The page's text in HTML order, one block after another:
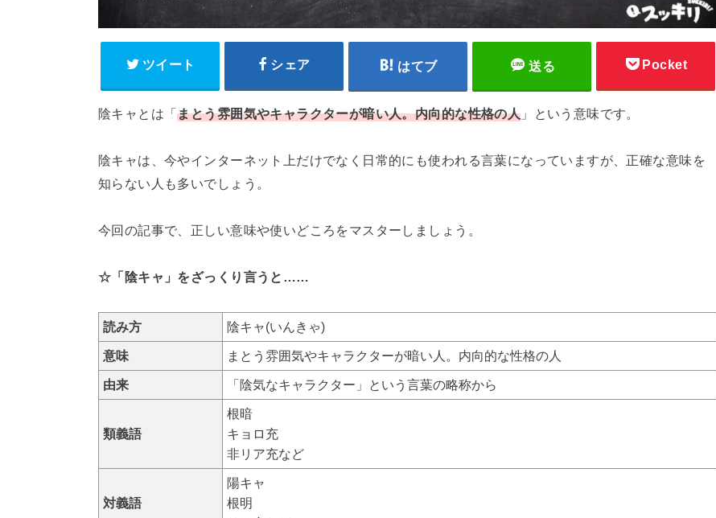
ツイート シェア はてブ 送る Pocket
陰キャとは「まとう雰囲気やキャラクターが暗い人。内向的な性格の人 」という意味です。
陰キャは、今やインターネット上だけでなく日常的にも使われる言葉になっていますが、正確な意味を
知らない人も多いでしょう。
今回の記事で、正しい意味や使いどころをマスターしましょう。
☆「陰キャ」をざっくり言うと……
読み方 陰キャ(いんきゃ)
意味 まとう雰囲気やキャラクターが暗い人。内向的な性格の人
由来 「陰気なキャラクター」という言葉の略称から
類義語
根暗
キョロ充
非リア充など
対義語
陽キャ
根明